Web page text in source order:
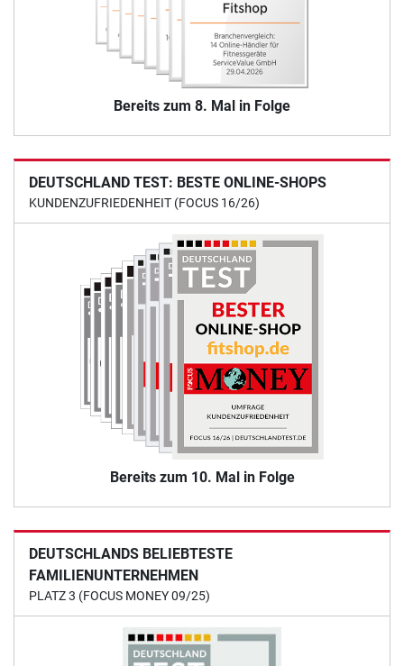
Bereits zum 8. Mal in Folge
DEUTSCHLAND TEST: BESTE ONLINE-SHOPS
KUNDENZUFRIEDENHEIT (FOCUS 16/26)
Bereits zum 10. Mal in Folge
DEUTSCHLANDS BELIEBTESTE
FAMILIENUNTERNEHMEN
PLATZ 3 (FOCUS MONEY 09/25)